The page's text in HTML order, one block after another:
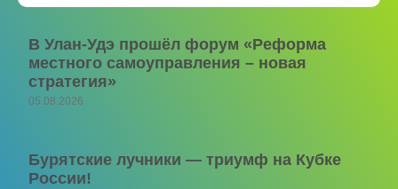
В Улан-Удэ прошёл форум «Реформа
местного самоуправления – новая
стратегия»
05.08.2026
Бурятские лучники — триумф на Кубке
России!